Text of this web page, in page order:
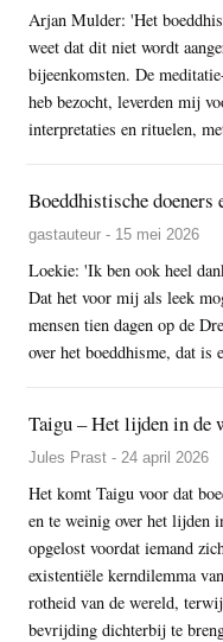
Arjan Mulder: 'Het
weet dat dit niet wordt
bijeenkomsten. De
heb bezocht, leverden mij
interpretaties en rituelen,
Boeddhistische doeners
gastauteur - 15 mei 2026
Loekie: 'Ik ben ook heel
Dat het voor mij als leek
mensen tien dagen op de
over het boeddhisme, dat is
Taigu – Het lijden in de
Jules Prast - 24 april 2026
Het komt Taigu voor dat
en te weinig over het lijden
opgelost voordat iemand
existentiële kerndilemma
rotheid van de wereld,
bevrijding dichterbij te